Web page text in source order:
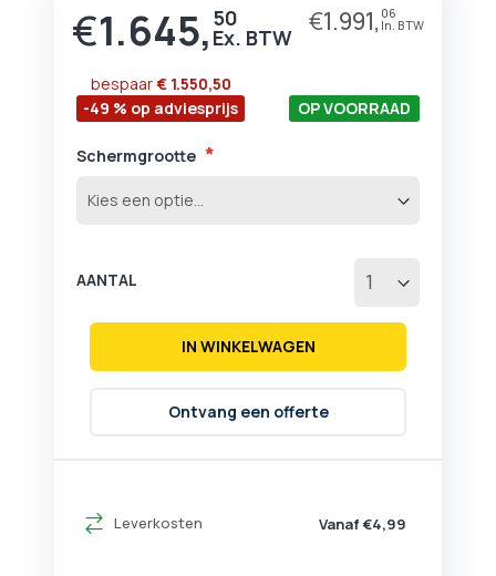
Leverkosten Vanaf €4,99
€1.645, 50 €1.991, 06
-49 % op adviesprijs
bespaar€ 1.550,50
Schermgrootte
OP VOORRAAD
AANTAL
IN WINKELWAGEN
Ontvang een offerte
afbeeldingen-